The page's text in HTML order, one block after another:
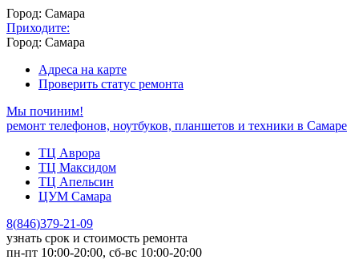
Город: Самара
Приходите:
Город: Самара
Адреса на карте
Проверить статус ремонта
Мы починим!
ремонт телефонов, ноутбуков, планшетов и техники в Самаре
ТЦ Аврора
ТЦ Максидом
ТЦ Апельсин
ЦУМ Самара
8(846)379-21-09
узнать срок и стоимость ремонта
пн-пт 10:00-20:00, сб-вс 10:00-20:00